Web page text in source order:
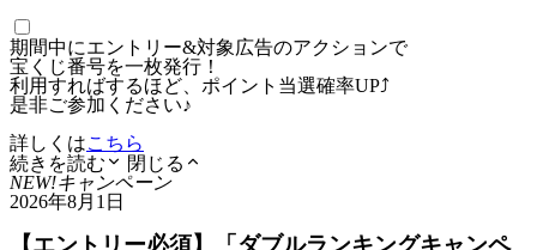
期間中にエントリー&対象広告のアクションで
宝くじ番号を一枚発行！
利用すればするほど、ポイント当選確率UP⤴
是非ご参加ください♪
詳しくはこちら
続きを読む
閉じる
NEW!キャンペーン
2026年8月1日
【エントリー必須】「ダブルランキングキャンペ